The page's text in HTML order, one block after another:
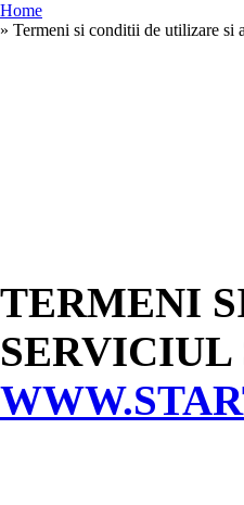
Home
» Termeni si conditii de utilizare si
TERMENI
SERVICIUL